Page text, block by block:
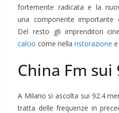
fortemente radicata e la
una componente importante
Del resto gli imprenditori
calcio come nella ristorazione
China Fm sui
A Milano si ascolta sui 92.4
tratta delle frequenze in